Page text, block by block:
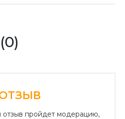
юридических лиц:
отзыв пройдет модерацию,